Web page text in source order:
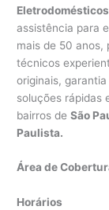
Eletrodomésticos
assistência para
mais de 50 anos,
técnicos
originais,
soluções rápidas
bairros deSão
Paulista.
Área de
Horários